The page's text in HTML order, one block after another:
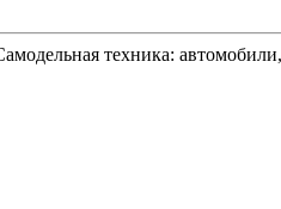
техника: